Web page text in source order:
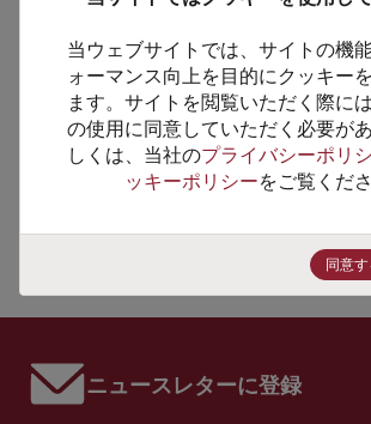
製品カテゴリー Analog &
製品サブカテゴリー Power
製品グループ PMIC- Multi-
HTSコード 8542.39.0090
ニュースレターに登録
当ウェブサイトでは、サイトの機
ォーマンス向上を目的にクッキー
ます。サイトを閲覧いただく際に
の使用に同意していただく必要が
しくは、当社のプライバシーポリ
ッキーポリシーをご覧くださ
同意